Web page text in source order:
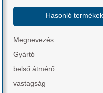
Hasonló termékek
Megnevezés
Gyártó
belső átmérő
vastagság